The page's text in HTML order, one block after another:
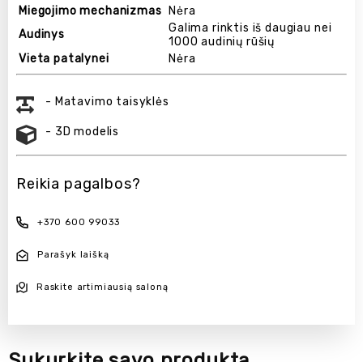
Miegojimo mechanizmas Nėra
Audinys
Galima rinktis iš daugiau nei
1000 audinių rūšių
Vieta patalynei
Nėra
- Matavimo taisyklės
- 3D modelis
Reikia pagalbos?
+370 600 99033
Parašyk laišką
Raskite artimiausią saloną